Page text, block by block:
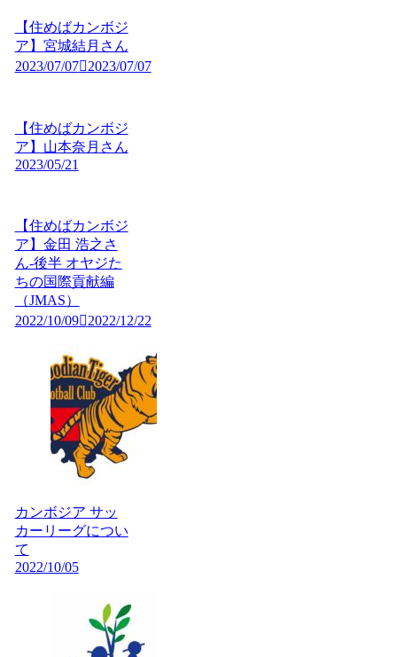
【住めばカンボジ
ア】宮城結月さん
2023/07/07
2023/07/07
【住めばカンボジ
ア】山本奈月さん
2023/05/21
【住めばカンボジ
ア】金田 浩之さ
ん-後半 オヤジた
ちの国際貢献編
（JMAS）
2022/10/09
2022/12/22
カンボジア サッ
カーリーグについ
て
2022/10/05